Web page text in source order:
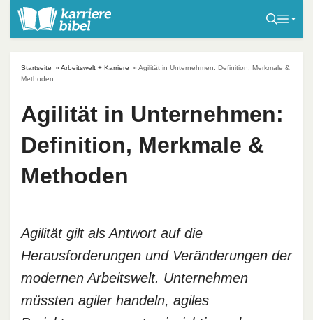
Startseite » Arbeitswelt + Karriere » Agilität in Unternehmen: Definition, Merkmale &
Methoden
Agilität in Unternehmen:
Definition, Merkmale &
Methoden
Agilität gilt als Antwort auf die
Herausforderungen und Veränderungen der
modernen Arbeitswelt. Unternehmen
müssten agiler handeln, agiles